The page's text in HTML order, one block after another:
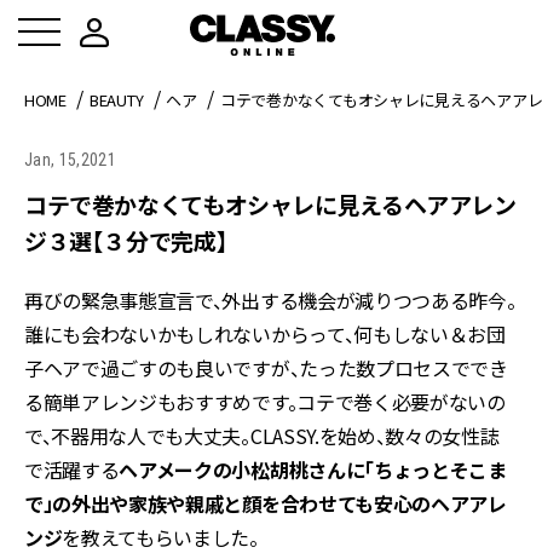
HOME BEAUTY ヘア コテで巻かなくてもオシャレに見えるヘアア
Jan, 15,2021
コテで巻かなくてもオシャレに見えるヘアアレン
ジ３選【３分で完成】
再びの緊急事態宣言で、外出する機会が減りつつある昨今。
誰にも会わないかもしれないからって、何もしない＆お団
子ヘアで過ごすのも良いですが、たった数プロセスででき
る簡単アレンジもおすすめです。コテで巻く必要がないの
で、不器用な人でも大丈夫。CLASSY.を始め、数々の女性誌
で活躍するヘアメークの小松胡桃さんに「ちょっとそこま
で」の外出や家族や親戚と顔を合わせても安心のヘアアレ
ンジを教えてもらいました。